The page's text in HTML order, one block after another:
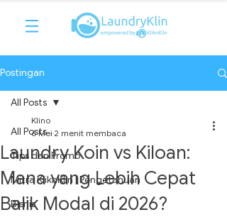
Postingan
All Posts
Tips dan Promo
Mitra KliknKlin | Pengetahuan
Bisnis
All Posts
Laundry Koin vs Kiloan:
Mana yang Lebih Cepat
Balik Modal di 2026?
Klino
6 Mei 2 menit membaca